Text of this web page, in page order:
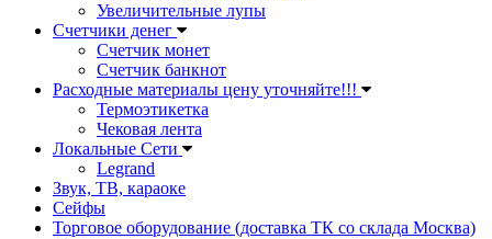
Увеличительные лупы
Счетчики денег
Счетчик монет
Счетчик банкнот
Расходные материалы цену уточняйте!!!
Термоэтикетка
Чековая лента
Локальные Сети
Legrand
Звук, ТВ, караоке
Сейфы
Торговое оборудование (доставка ТК со склада Москва)